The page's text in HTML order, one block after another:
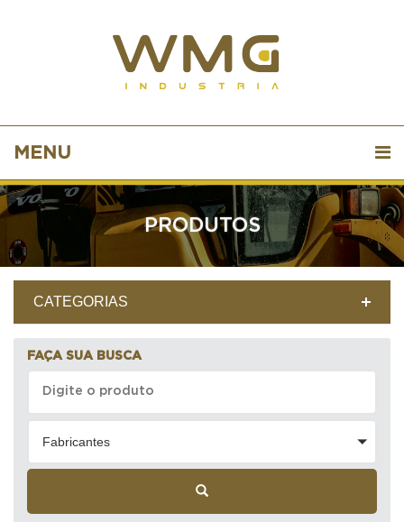
MENU
PRODUTOS
CATEGORIAS
FAÇA SUA BUSCA
Fabricantes